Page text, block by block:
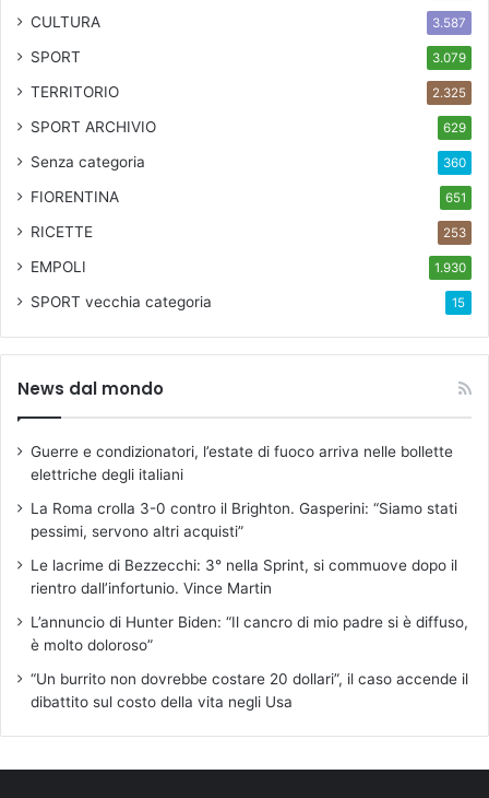
CULTURA 3.587
SPORT 3.079
TERRITORIO 2.325
SPORT ARCHIVIO 629
Senza categoria 360
FIORENTINA 651
RICETTE 253
EMPOLI 1.930
SPORT vecchia categoria 15
News dal mondo
Guerre e condizionatori, l’estate di fuoco arriva nelle bollette
elettriche degli italiani
La Roma crolla 3-0 contro il Brighton. Gasperini: “Siamo stati
pessimi, servono altri acquisti”
Le lacrime di Bezzecchi: 3° nella Sprint, si commuove dopo il
rientro dall’infortunio. Vince Martin
L’annuncio di Hunter Biden: “Il cancro di mio padre si è diffuso,
è molto doloroso”
“Un burrito non dovrebbe costare 20 dollari”, il caso accende il
dibattito sul costo della vita negli Usa